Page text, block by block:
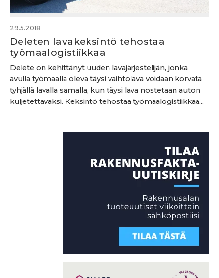
29.5.2018
Deleten lavakeksintö tehostaa
työmaalogistiikkaa
Delete on kehittänyt uuden lavajärjestelijän, jonka
avulla työmaalla oleva täysi vaihtolava voidaan korvata
tyhjällä lavalla samalla, kun täysi lava nostetaan auton
kuljetettavaksi. Keksintö tehostaa työmaalogistiikkaa...